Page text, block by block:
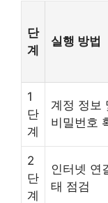
단
계
실행 방법
1
단
계
계정 정보
비밀번호
2
단
계
인터넷 연
태 점검